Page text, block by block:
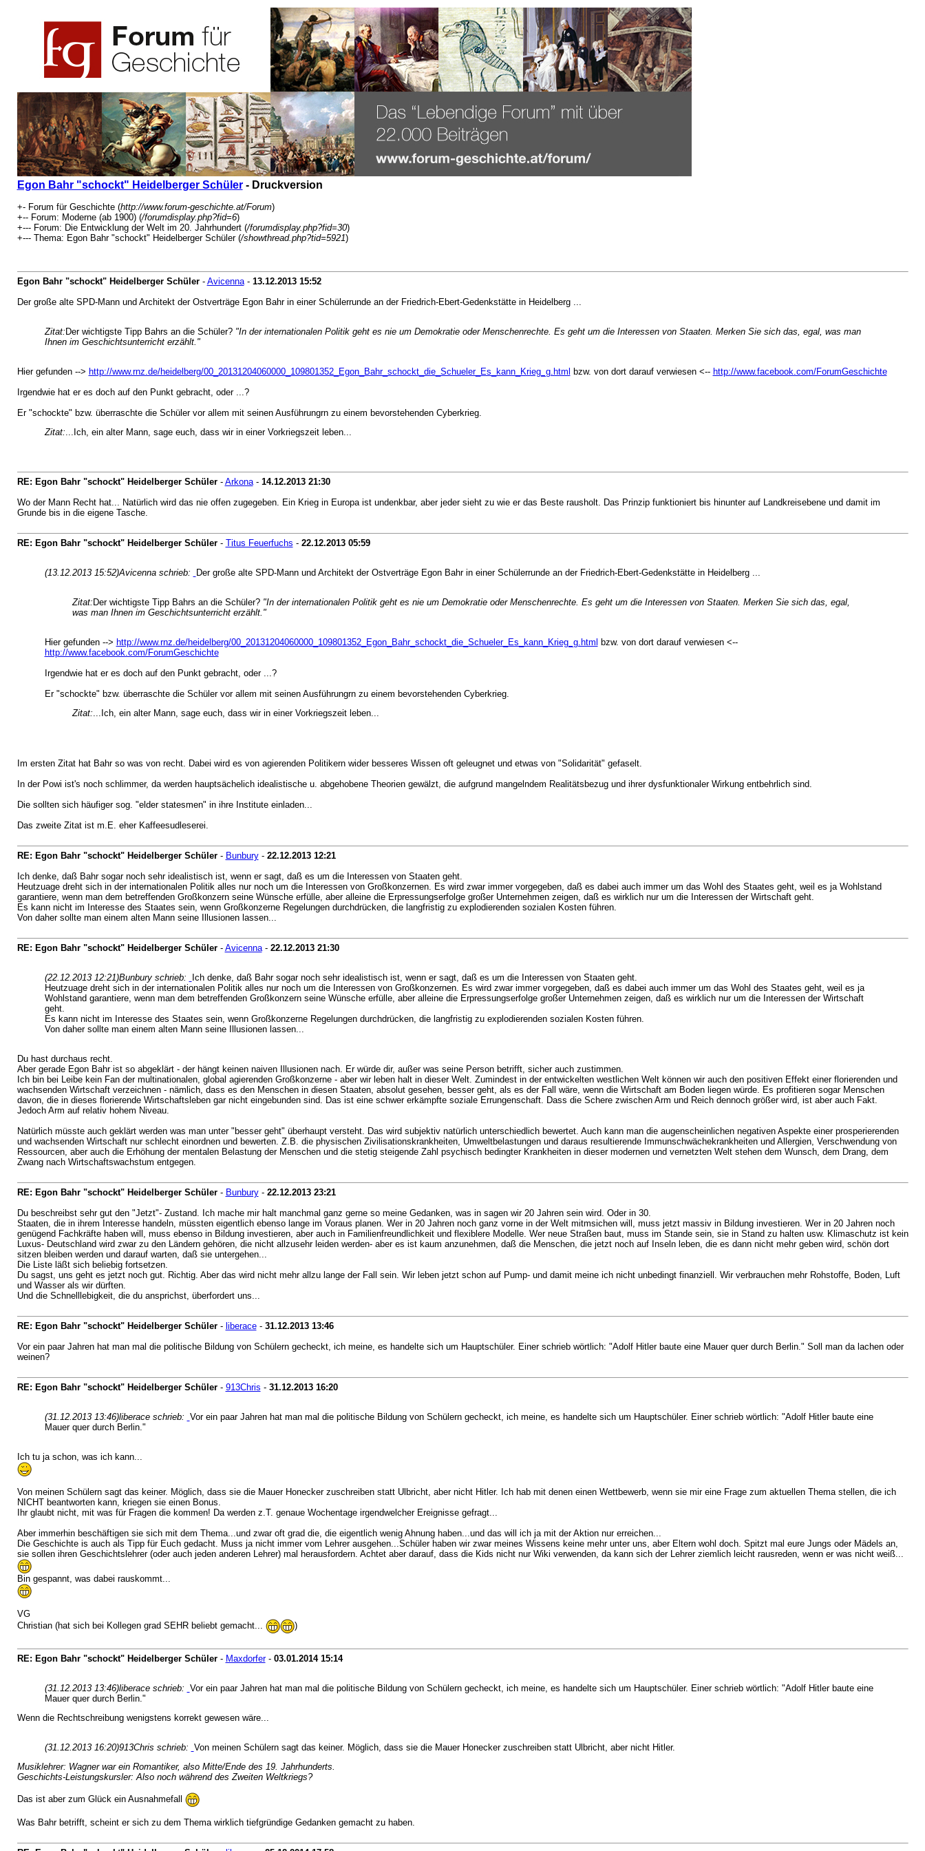
Egon Bahr "schockt" Heidelberger Schüler- Druckversion
+- Forum für Geschichte (http://www.forum-geschichte.at/Forum)
+-- Forum: Moderne (ab 1900) (/forumdisplay.php?fid=6)
+--- Forum: Die Entwicklung der Welt im 20. Jahrhundert (/forumdisplay.php?fid=30)
+--- Thema: Egon Bahr "schockt" Heidelberger Schüler (/showthread.php?tid=5921)
Egon Bahr "schockt" Heidelberger Schüler- Avicenna- 13.12.2013 15:52
Der große alte SPD-Mann und Architekt der Ostverträge Egon Bahr in einer Schülerrunde an der Friedrich-Ebert-Gedenkstätte in Heidelberg ...
Zitat: Der wichtigste Tipp Bahrs an die Schüler? "In der internationalen Politik geht es nie um Demokratie oder Menschenrechte. Es geht um die Interessen von Staaten. Merken Sie sich das, egal, was man
Ihnen im Geschichtsunterricht erzählt."
Hier gefunden --> http://www.rnz.de/heidelberg/00_20131204060000_109801352_Egon_Bahr_schockt_die_Schueler_Es_kann_Krieg_g.html bzw. von dort darauf verwiesen <-- http://www.facebook.com/ForumGeschichte
Irgendwie hat er es doch auf den Punkt gebracht, oder ...?
Er "schockte" bzw. überraschte die Schüler vor allem mit seinen Ausführungrn zu einem bevorstehenden Cyberkrieg.
Zitat:...Ich, ein alter Mann, sage euch, dass wir in einer Vorkriegszeit leben...
RE: Egon Bahr "schockt" Heidelberger Schüler- Arkona- 14.12.2013 21:30
Wo der Mann Recht hat... Natürlich wird das nie offen zugegeben. Ein Krieg in Europa ist undenkbar, aber jeder sieht zu wie er das Beste rausholt. Das Prinzip funktioniert bis hinunter auf Landkreisebene und damit im
Grunde bis in die eigene Tasche.
RE: Egon Bahr "schockt" Heidelberger Schüler- Titus Feuerfuchs - 22.12.2013 05:59
(13.12.2013 15:52)Avicenna schrieb: Der große alte SPD-Mann und Architekt der Ostverträge Egon Bahr in einer Schülerrunde an der Friedrich-Ebert-Gedenkstätte in Heidelberg ...
Zitat: Der wichtigste Tipp Bahrs an die Schüler? "In der internationalen Politik geht es nie um Demokratie oder Menschenrechte. Es geht um die Interessen von Staaten. Merken Sie sich das, egal,
was man Ihnen im Geschichtsunterricht erzählt."
Hier gefunden --> http://www.rnz.de/heidelberg/00_20131204060000_109801352_Egon_Bahr_schockt_die_Schueler_Es_kann_Krieg_g.html
bzw. von dort darauf verwiesen <--
http://www.facebook.com/ForumGeschichte
Irgendwie hat er es doch auf den Punkt gebracht, oder ...?
Er "schockte" bzw. überraschte die Schüler vor allem mit seinen Ausführungrn zu einem bevorstehenden Cyberkrieg.
Zitat:...Ich, ein alter Mann, sage euch, dass wir in einer Vorkriegszeit leben...
Im ersten Zitat hat Bahr so was von recht. Dabei wird es von agierenden Politikern wider besseres Wissen oft geleugnet und etwas von "Solidarität" gefaselt.
In der Powi ist's noch schlimmer, da werden hauptsächelich idealistische u. abgehobene Theorien gewälzt, die aufgrund mangelndem Realitätsbezug und ihrer dysfunktionaler Wirkung entbehrlich sind.
Die sollten sich häufiger sog. "elder statesmen" in ihre Institute einladen...
Das zweite Zitat ist m.E. eher Kaffeesudleserei.
RE: Egon Bahr "schockt" Heidelberger Schüler- Bunbury- 22.12.2013 12:21
Ich denke, daß Bahr sogar noch sehr idealistisch ist, wenn er sagt, daß es um die Interessen von Staaten geht.
Heutzuage dreht sich in der internationalen Politik alles nur noch um die Interessen von Großkonzernen. Es wird zwar immer vorgegeben, daß es dabei auch immer um das Wohl des Staates geht, weil es ja Wohlstand
garantiere, wenn man dem betreffenden Großkonzern seine Wünsche erfülle, aber alleine die Erpressungserfolge großer Unternehmen zeigen, daß es wirklich nur um die Interessen der Wirtschaft geht.
Es kann nicht im Interesse des Staates sein, wenn Großkonzerne Regelungen durchdrücken, die langfristig zu explodierenden sozialen Kosten führen.
Von daher sollte man einem alten Mann seine Illusionen lassen...
RE: Egon Bahr "schockt" Heidelberger Schüler- Avicenna- 22.12.2013 21:30
(22.12.2013 12:21)Bunbury schrieb:
Ich denke, daß Bahr sogar noch sehr idealistisch ist, wenn er sagt, daß es um die Interessen von Staaten geht.
Heutzuage dreht sich in der internationalen Politik alles nur noch um die Interessen von Großkonzernen. Es wird zwar immer vorgegeben, daß es dabei auch immer um das Wohl des Staates geht, weil es ja
Wohlstand garantiere, wenn man dem betreffenden Großkonzern seine Wünsche erfülle, aber alleine die Erpressungserfolge großer Unternehmen zeigen, daß es wirklich nur um die Interessen der Wirtschaft
geht.
Es kann nicht im Interesse des Staates sein, wenn Großkonzerne Regelungen durchdrücken, die langfristig zu explodierenden sozialen Kosten führen.
Von daher sollte man einem alten Mann seine Illusionen lassen...
Du hast durchaus recht.
Aber gerade Egon Bahr ist so abgeklärt - der hängt keinen naiven Illusionen nach. Er würde dir, außer was seine Person betrifft, sicher auch zustimmen.
Ich bin bei Leibe kein Fan der multinationalen, global agierenden Großkonzerne - aber wir leben halt in dieser Welt. Zumindest in der entwickelten westlichen Welt können wir auch den positiven Effekt einer florierenden und
wachsenden Wirtschaft verzeichnen - nämlich, dass es den Menschen in diesen Staaten, absolut gesehen, besser geht, als es der Fall wäre, wenn die Wirtschaft am Boden liegen würde. Es profitieren sogar Menschen
davon, die in dieses florierende Wirtschaftsleben gar nicht eingebunden sind. Das ist eine schwer erkämpfte soziale Errungenschaft. Dass die Schere zwischen Arm und Reich dennoch größer wird, ist aber auch Fakt.
Jedoch Arm auf relativ hohem Niveau.
Natürlich müsste auch geklärt werden was man unter "besser geht" überhaupt versteht. Das wird subjektiv natürlich unterschiedlich bewertet. Auch kann man die augenscheinlichen negativen Aspekte einer prosperierenden
und wachsenden Wirtschaft nur schlecht einordnen und bewerten. Z.B. die physischen Zivilisationskrankheiten, Umweltbelastungen und daraus resultierende Immunschwächekrankheiten und Allergien, Verschwendung von
Ressourcen, aber auch die Erhöhung der mentalen Belastung der Menschen und die stetig steigende Zahl psychisch bedingter Krankheiten in dieser modernen und vernetzten Welt stehen dem Wunsch, dem Drang, dem
Zwang nach Wirtschaftswachstum entgegen.
RE: Egon Bahr "schockt" Heidelberger Schüler- Bunbury- 22.12.2013 23:21
Du beschreibst sehr gut den "Jetzt"- Zustand. Ich mache mir halt manchmal ganz gerne so meine Gedanken, was in sagen wir 20 Jahren sein wird. Oder in 30.
Staaten, die in ihrem Interesse handeln, müssten eigentlich ebenso lange im Voraus planen. Wer in 20 Jahren noch ganz vorne in der Welt mitmsichen will, muss jetzt massiv in Bildung investieren. Wer in 20 Jahren noch
genügend Fachkräfte haben will, muss ebenso in Bildung investieren, aber auch in Familienfreundlichkeit und flexiblere Modelle. Wer neue Straßen baut, muss im Stande sein, sie in Stand zu halten usw. Klimaschutz ist kein
Luxus- Deutschland wird zwar zu den Ländern gehören, die nicht allzusehr leiden werden- aber es ist kaum anzunehmen, daß die Menschen, die jetzt noch auf Inseln leben, die es dann nicht mehr geben wird, schön dort
sitzen bleiben werden und darauf warten, daß sie untergehen...
Die Liste läßt sich beliebig fortsetzen.
Du sagst, uns geht es jetzt noch gut. Richtig. Aber das wird nicht mehr allzu lange der Fall sein. Wir leben jetzt schon auf Pump- und damit meine ich nicht unbedingt finanziell. Wir verbrauchen mehr Rohstoffe, Boden, Luft
und Wasser als wir dürften.
Und die Schnelllebigkeit, die du ansprichst, überfordert uns...
RE: Egon Bahr "schockt" Heidelberger Schüler- liberace- 31.12.2013 13:46
Vor ein paar Jahren hat man mal die politische Bildung von Schülern gecheckt, ich meine, es handelte sich um Hauptschüler. Einer schrieb wörtlich: "Adolf Hitler baute eine Mauer quer durch Berlin." Soll man da lachen oder
weinen?
RE: Egon Bahr "schockt" Heidelberger Schüler- 913Chris - 31.12.2013 16:20
(31.12.2013 13:46)liberace schrieb: Vor ein paar Jahren hat man mal die politische Bildung von Schülern gecheckt, ich meine, es handelte sich um Hauptschüler. Einer schrieb wörtlich: "Adolf Hitler baute eine
Mauer quer durch Berlin."
Ich tu ja schon, was ich kann...
Von meinen Schülern sagt das keiner. Möglich, dass sie die Mauer Honecker zuschreiben statt Ulbricht, aber nicht Hitler. Ich hab mit denen einen Wettbewerb, wenn sie mir eine Frage zum aktuellen Thema stellen, die ich
NICHT beantworten kann, kriegen sie einen Bonus.
Ihr glaubt nicht, mit was für Fragen die kommen! Da werden z.T. genaue Wochentage irgendwelcher Ereignisse gefragt...
Aber immerhin beschäftigen sie sich mit dem Thema...und zwar oft grad die, die eigentlich wenig Ahnung haben...und das will ich ja mit der Aktion nur erreichen...
Die Geschichte is auch als Tipp für Euch gedacht. Muss ja nicht immer vom Lehrer ausgehen...Schüler haben wir zwar meines Wissens keine mehr unter uns, aber Eltern wohl doch. Spitzt mal eure Jungs oder Mädels an,
sie sollen ihren Geschichtslehrer (oder auch jeden anderen Lehrer) mal herausfordern. Achtet aber darauf, dass die Kids nicht nur Wiki verwenden, da kann sich der Lehrer ziemlich leicht rausreden, wenn er was nicht weiß...
Bin gespannt, was dabei rauskommt...
VG
Christian (hat sich bei Kollegen grad SEHR beliebt gemacht...
)
RE: Egon Bahr "schockt" Heidelberger Schüler- Maxdorfer- 03.01.2014 15:14
(31.12.2013 13:46)liberace schrieb: Vor ein paar Jahren hat man mal die politische Bildung von Schülern gecheckt, ich meine, es handelte sich um Hauptschüler. Einer schrieb wörtlich: "Adolf Hitler baute eine
Mauer quer durch Berlin."
Wenn die Rechtschreibung wenigstens korrekt gewesen wäre...
(31.12.2013 16:20)913Chris schrieb: Von meinen Schülern sagt das keiner. Möglich, dass sie die Mauer Honecker zuschreiben statt Ulbricht, aber nicht Hitler.
Musiklehrer: Wagner war ein Romantiker, also Mitte/Ende des 19. Jahrhunderts.
Geschichts-Leistungskursler: Also noch während des Zweiten Weltkriegs?
Das ist aber zum Glück ein Ausnahmefall
Was Bahr betrifft, scheint er sich zu dem Thema wirklich tiefgründige Gedanken gemacht zu haben.